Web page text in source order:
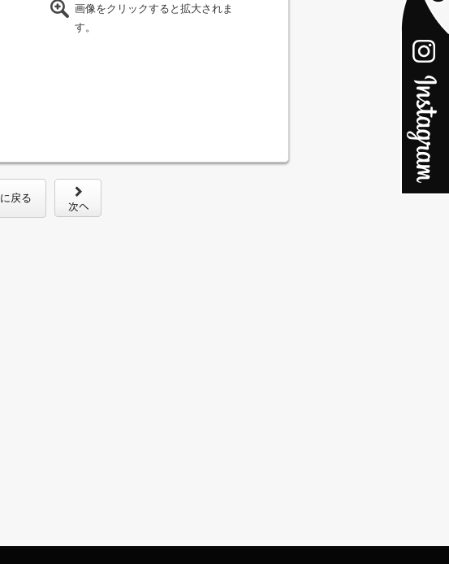
画像をクリックすると拡大されま
す。
戻る